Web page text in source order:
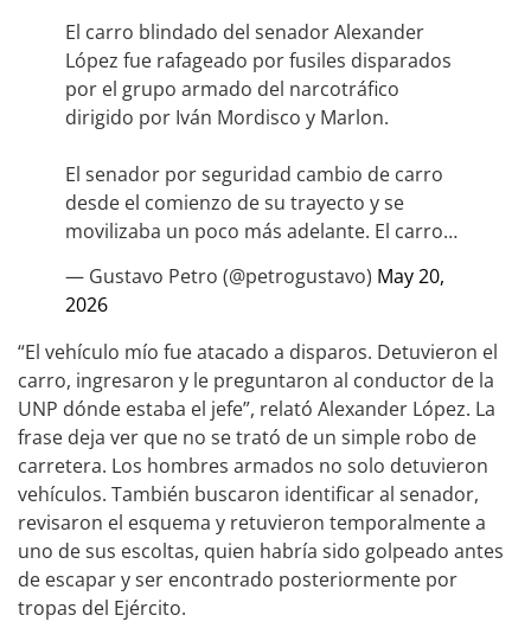
El carro blindado del senador Alexander
López fue rafageado por fusiles disparados
por el grupo armado del narcotráfico
dirigido por Iván Mordisco y Marlon.
El senador por seguridad cambio de carro
desde el comienzo de su trayecto y se
movilizaba un poco más adelante. El carro…
— Gustavo Petro (@petrogustavo) May 20,
2026
“El vehículo mío fue atacado a disparos. Detuvieron el
carro, ingresaron y le preguntaron al conductor de la
UNP dónde estaba el jefe”, relató Alexander López. La
frase deja ver que no se trató de un simple robo de
carretera. Los hombres armados no solo detuvieron
vehículos. También buscaron identificar al senador,
revisaron el esquema y retuvieron temporalmente a
uno de sus escoltas, quien habría sido golpeado antes
de escapar y ser encontrado posteriormente por
tropas del Ejército.